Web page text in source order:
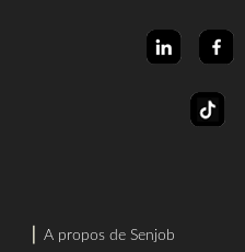
A propos de Senjob